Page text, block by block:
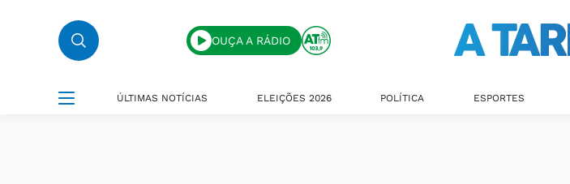
OUÇA A RÁDIO
ÚLTIMAS NOTÍCIAS ELEIÇÕES 2026 POLÍTICA ESPORTES